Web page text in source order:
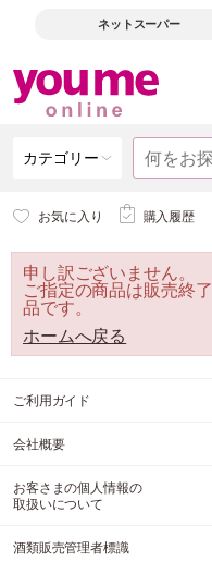
ネットスーパー
カテゴリー
お気に入り 購入履歴
申し訳ございません。
ご指定の商品は販売終
品です。
ホームへ戻る
ご利用ガイド
会社概要
お客さまの個人情報の
取扱いについて
酒類販売管理者標識